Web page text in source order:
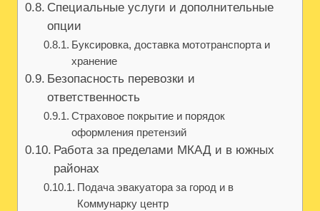
Специальные услуги и дополнительные
опции
Буксировка, доставка мототранспорта и
хранение
Безопасность перевозки и
ответственность
Страховое покрытие и порядок
оформления претензий
Работа за пределами МКАД и в южных
районах
Подача эвакуатора за город и в
Коммунарку центр